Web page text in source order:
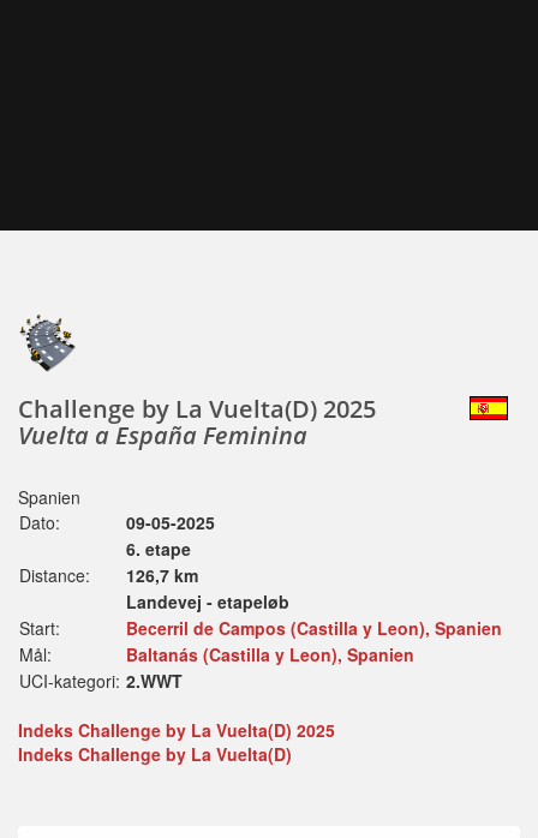
Challenge by La Vuelta(D) 2025
Vuelta a España Feminina
Spanien
Dato:
09-05-2025
6. etape
Distance:
126,7 km
Landevej - etapeløb
Start:
Becerril de Campos (Castilla y Leon), Spanien
Mål:
Baltanás (Castilla y Leon), Spanien
UCI-kategori: 2.WWT
Indeks Challenge by La Vuelta(D) 2025
Indeks Challenge by La Vuelta(D)